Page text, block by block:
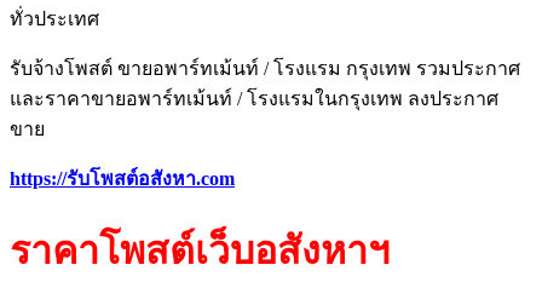
ทั่วประเทศ
รับจ้างโพสต์ ขายอพาร์ทเม้นท์ / โรงแรม กรุงเทพ รวมประกาศ
และราคาขายอพาร์ทเม้นท์ / โรงแรมในกรุงเทพ ลงประกาศ
ขาย
https://รับโพสต์อสังหา.com
ราคาโพสต์เว็บอสังหาฯ